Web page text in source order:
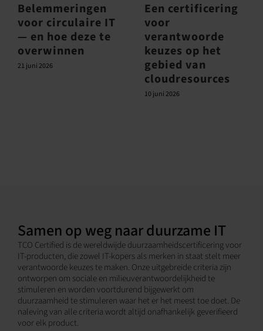
Belemmeringen
voor circulaire IT
— en hoe deze te
overwinnen
21 juni 2026
Een certificering
voor
verantwoorde
keuzes op het
gebied van
cloudresources
10 juni 2026
Samen op weg naar duurzame IT
TCO Certified is de wereldwijde duurzaamheidscertificering voor
IT-producten, die zowel IT-kopers als merken in staat stelt meer
verantwoorde keuzes te maken. Onze uitgebreide criteria zijn
ontworpen om sociale en milieuverantwoordelijkheid te
stimuleren en worden voortdurend bijgewerkt om
duurzaamheid te stimuleren waar het er het meest toe doet. De
naleving van alle criteria wordt altijd onafhankelijk geverifieerd
voor elk product.